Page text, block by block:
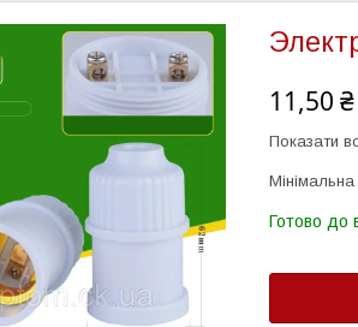
11,50 ₴
Показати
Готово до